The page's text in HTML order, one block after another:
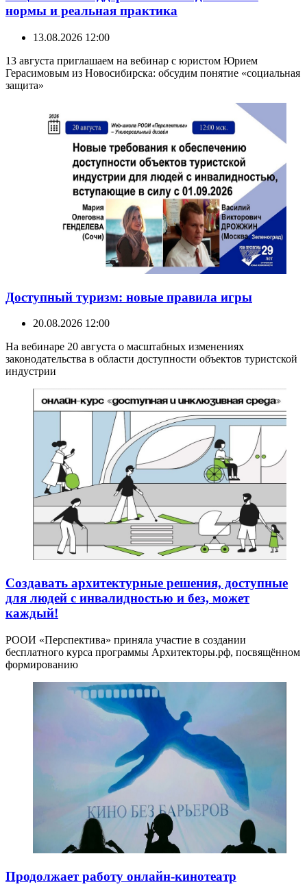
нормы и реальная практика
13.08.2026 12:00
13 августа приглашаем на вебинар с юристом Юрием
Герасимовым из Новосибирска: обсудим понятие «социальная
защита»
Доступный туризм: новые правила игры
20.08.2026 12:00
На вебинаре 20 августа о масштабных изменениях
законодательства в области доступности объектов туристской
индустрии
Создавать архитектурные решения, доступные
для людей с инвалидностью и без, может
каждый!
РООИ «Перспектива» приняла участие в создании
бесплатного курса программы Архитекторы.рф, посвящённом
формированию
Продолжает работу онлайн-кинотеатр